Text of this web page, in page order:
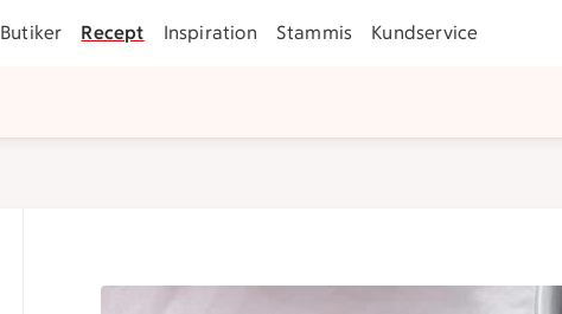
Butiker Recept Inspiration Stammis Kundservice